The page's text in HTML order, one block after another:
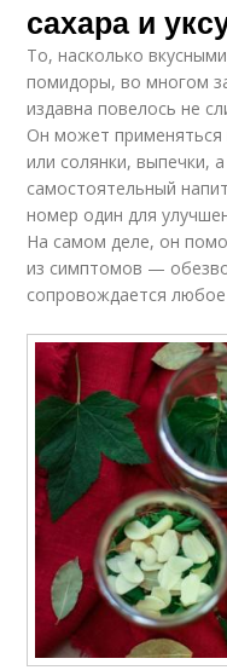
сахара и
То, насколько
помидоры, во многом
издавна повелось не
Он может применяться
или солянки, выпечки,
самостоятельный
номер один для
На самом деле, он
из симптомов —
сопровождается